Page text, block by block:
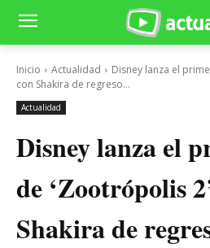
Inicio Actualidad
Disney lanza el
con Shakira de regreso...
Actualidad
Disney lanza el
de ‘Zootrópolis
Shakira de